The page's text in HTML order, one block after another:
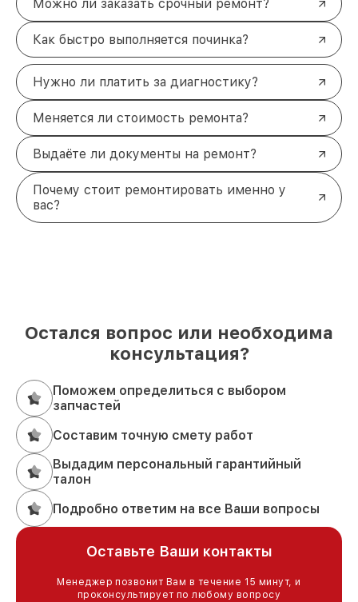
Можно ли заказать срочный ремонт?
Как быстро выполняется починка?
Нужно ли платить за диагностику?
Меняется ли стоимость ремонта?
Выдаёте ли документы на ремонт?
Почему стоит ремонтировать именно у
вас?
Остался вопрос или необходима
консультация?
Поможем определиться с выбором
запчастей
Составим точную смету работ
Выдадим персональный гарантийный
талон
Подробно ответим на все Ваши вопросы
Оставьте Ваши контакты
Менеджер позвонит Вам в течение 15 минут, и
проконсультирует по любому вопросу